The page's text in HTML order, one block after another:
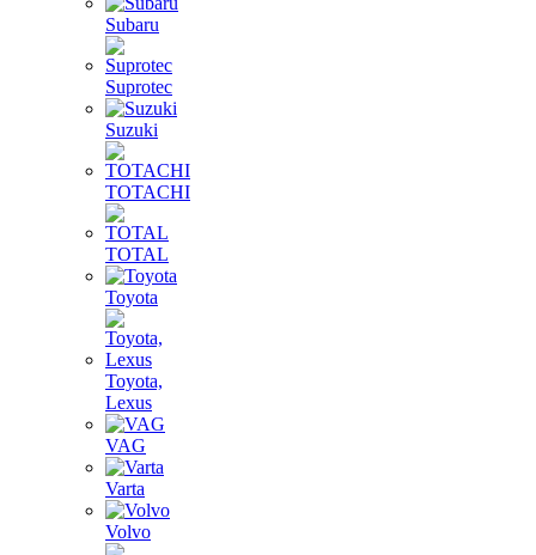
Subaru
Suprotec
Suzuki
TOTACHI
TOTAL
Toyota
Toyota,
Lexus
VAG
Varta
Volvo